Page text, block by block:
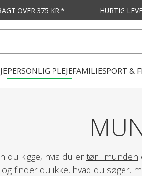
OVER 375 KR.* HURTIG
PERSONLIG PLEJEFAMILIESPORT &
du kigge, hvis du ertør i munden
finder du ikke, hvad du søger,